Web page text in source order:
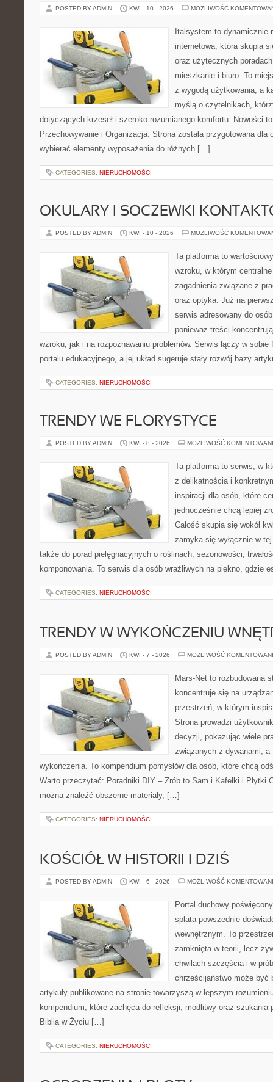
POSTED BY ADMIN KWI - 10 - 2026 MOŻLIWOŚĆ
Italsystem to dynamicznie
internetowa, która skupia
oraz użytecznych
mieszkanie i biuro. To
z wygodą użytkowania, a
myślą o czytelnikach,
dotyczących krzeseł i szeroko rozumianego komfortu. Nowości
Przechowywanie i Organizacja. Strona została przygotowana
wybierać elementy wyposażenia do różnych […]
CATEGORIES: NIERUCHOMOŚCI
OKULARY I SOCZEWKI
POSTED BY ADMIN KWI - 10 - 2026 MOŻLIWOŚĆ
Ta platforma to
wzroku, w którym
zagadnienia związane z
oraz optyka. Już na
serwis adresowany do
ponieważ treści
wzroku, jak i na rozpoznawaniu problemów. Serwis łączy w
portalu edukacyjnego, a jej układ sugeruje stały rozwój bazy
CATEGORIES: NIERUCHOMOŚCI
TRENDY WE FLORYSTYCE
POSTED BY ADMIN KWI - 8 - 2026 MOŻLIWOŚĆ
Ta platforma to serwis, w
z delikatnością i
inspiracji dla osób, które
jednocześnie chcą lepiej
Całość skupia się wokół
zamyka się wyłącznie w
także do porad pielęgnacyjnych o roślinach, sezonowości,
komponowania. To serwis dla osób wrażliwych na piękno, gdzie
CATEGORIES: NIERUCHOMOŚCI
TRENDY W WYKOŃCZENIU
POSTED BY ADMIN KWI - 7 - 2026 MOŻLIWOŚĆ
Mars-Net to rozbudowana
koncentruje się na
przestrzeń, w którym
Strona prowadzi
decyzji, pokazując wiele
związanych z dywanami,
wykończenia. To kompendium pomysłów dla osób, które chcą
Warto przeczytać: Poradniki DIY – Zrób to Sam i Kafelki i Płytki
można znaleźć obszerne materiały, […]
CATEGORIES: NIERUCHOMOŚCI
KOŚCIÓŁ W HISTORII I DZIŚ
POSTED BY ADMIN KWI - 6 - 2026 MOŻLIWOŚĆ
Portal duchowy
splata powszednie
wewnętrznym. To
zamknięta w teorii, lecz
chwilach szczęścia i w
chrześcijaństwo może być
artykuły publikowane na stronie towarzyszą w lepszym
kompendium, które zachęca do refleksji, modlitwy oraz szukania
Biblia w Życiu […]
CATEGORIES: NIERUCHOMOŚCI